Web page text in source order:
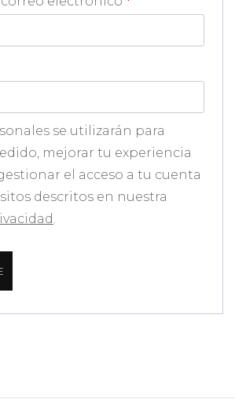
se utilizarán para
mejorar tu experiencia
el acceso a tu cuenta
descritos en nuestra
.